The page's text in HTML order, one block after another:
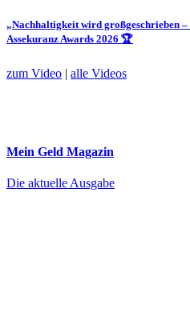
„Nachhaltigkeit wird großgeschrieben –
Assekuranz Awards 2026 🏆
zum Video | alle Videos
Mein Geld Magazin
Die aktuelle Ausgabe